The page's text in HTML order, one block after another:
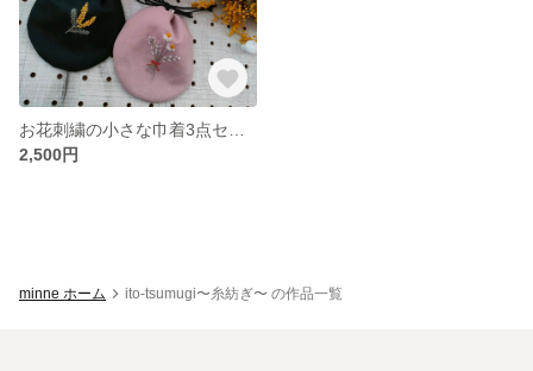
2,500円
minne ホーム ito-tsumugi〜糸紡ぎ〜 の作品一覧